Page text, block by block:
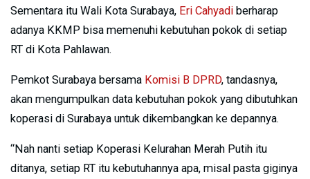
Sementara itu Wali Kota Surabaya, Eri Cahyadi berharap
adanya KKMP bisa memenuhi kebutuhan pokok di setiap
RT di Kota Pahlawan.
Pemkot Surabaya bersama Komisi B DPRD, tandasnya,
akan mengumpulkan data kebutuhan pokok yang dibutuhkan
koperasi di Surabaya untuk dikembangkan ke depannya.
“Nah nanti setiap Koperasi Kelurahan Merah Putih itu
ditanya, setiap RT itu kebutuhannya apa, misal pasta giginya